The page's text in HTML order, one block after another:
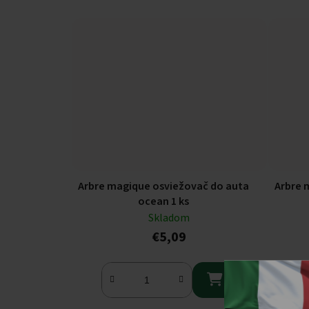
Arbre magique osviežovač do auta
ocean 1 ks
Skladom
€5,09

Arbre